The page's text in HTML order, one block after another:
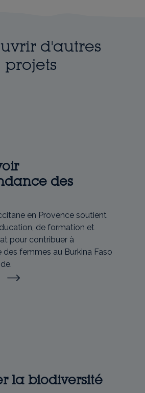
d'autres
projets
des
en Provence soutient
de formation et
pour contribuer à
des femmes au Burkina Faso
la biodiversité